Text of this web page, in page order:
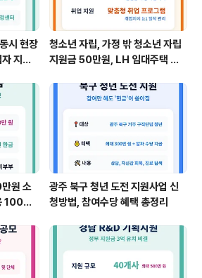
시 현장
지원,
청소년 자립, 가정 밖 청소년 자립
지원금 50만원, LH 임대주택 등
1:1 맞춤형 지원
원 소
100만
광주 북구 청년 도전 지원사업 신
청방법, 참여수당 혜택 총정리